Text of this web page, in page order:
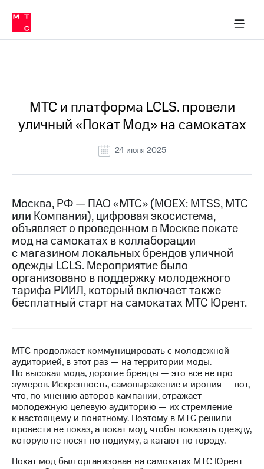
Медиа-центр
и акционерам
Устойчивое развитие
Комплаенс и деловая этика
компании
Карьера
История
компании
Руководство
Контакты
Медиа-центр
Пресс-
релизы
МТС
о технологиях
Финансовая
отчетность
Контакты
Новости
в
регионе
и акционерам
в МТС
Пресс-
релизы
о технологиях
МТС и платформа LCLS. провели
уличный «Покат Мод» на самокатах
24 июля 2025
Москва, РФ — ПАО «МТС» (MOEX: MTSS, МТС
или Компания), цифровая экосистема,
объявляет о проведенном в Москве покате
мод на самокатах в коллаборации
с магазином локальных брендов уличной
одежды LCLS. Мероприятие было
организовано в поддержку молодежного
тарифа РИИЛ, который включает также
бесплатный старт на самокатах МТС Юрент.
МТС продолжает коммуницировать с молодежной
аудиторией, в этот раз — на территории моды.
Но высокая мода, дорогие бренды — это все не про
зумеров. Искренность, самовыражение и ирония — вот,
что, по мнению авторов кампании, отражает
молодежную целевую аудиторию — их стремление
к настоящему и понятному. Поэтому в МТС решили
провести не показ, а покат мод, чтобы показать одежду,
которую не носят по подиуму, а катают по городу.
Покат мод был организован на самокатах МТС Юрент